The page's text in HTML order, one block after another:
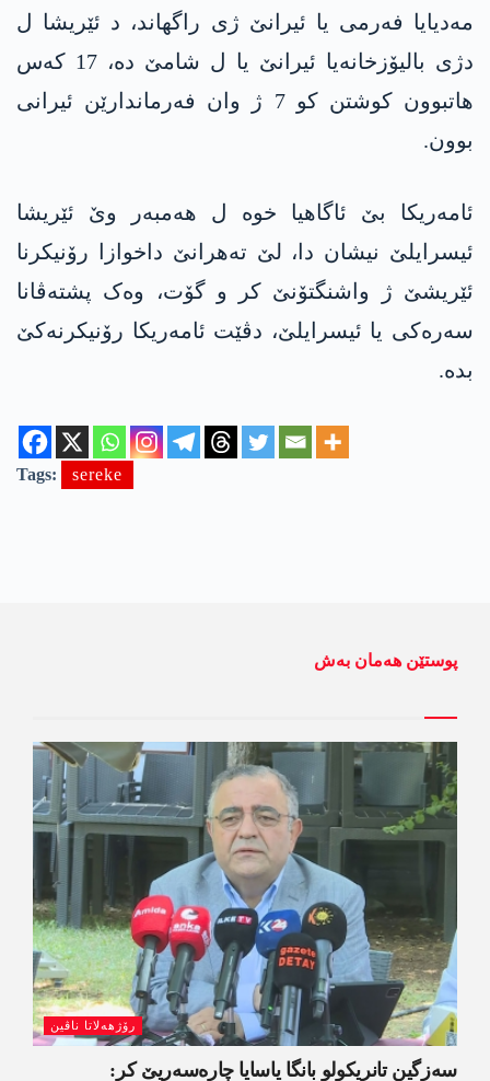
مەدیایا فەرمی یا ئیرانێ ژی راگھاند، د ئێریشا ل
دژی بالیۆزخانەیا ئیرانێ یا ل شامێ دە، 17 کەس
ھاتبوون کوشتن کو 7 ژ وان فەرماندارێن ئیرانی
بوون.
ئامەریکا بێ ئاگاهیا خوە ل ھەمبەر وێ ئێریشا
ئیسرایلێ نیشان دا، لێ تەھرانێ داخوازا رۆنیکرنا
ئێریشێ ژ واشنگتۆنێ کر و گۆت، وەک پشتەڤانا
سەرەکی یا ئیسرایلێ، دڤێت ئامەریکا رۆنیکرنەکێ
بدە.
Tags: sereke
پوستێن ھەمان بەش
رۆژھەلاتا ناڤین
سەزگین تانریکولو بانگا یاسایا چارەسەریێ کر: